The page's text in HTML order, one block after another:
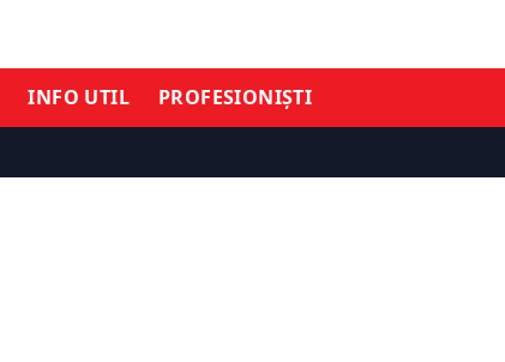
INFO UTIL PROFESIONIȘTI